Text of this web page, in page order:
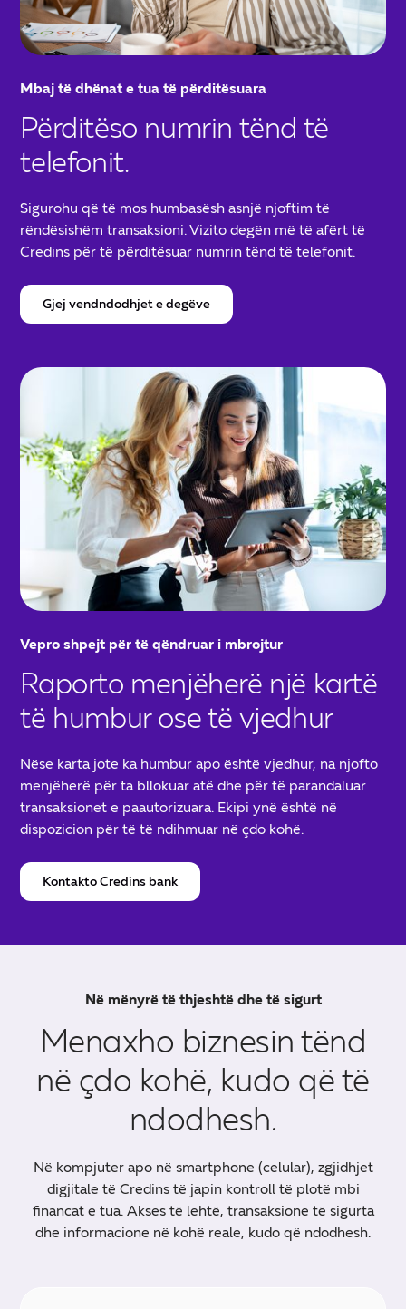
Mbaj të dhënat e tua të përditësuara
Përditëso numrin tënd të
telefonit.
Sigurohu që të mos humbasësh asnjë njoftim të
rëndësishëm transaksioni. Vizito degën më të afërt të
Credins për të përditësuar numrin tënd të telefonit.
Gjej vendndodhjet e degëve
Vepro shpejt për të qëndruar i mbrojtur
Raporto menjëherë një kartë
të humbur ose të vjedhur
Nëse karta jote ka humbur apo është vjedhur, na njofto
menjëherë për ta bllokuar atë dhe për të parandaluar
transaksionet e paautorizuara. Ekipi ynë është në
dispozicion për të të ndihmuar në çdo kohë.
Kontakto Credins bank
Në mënyrë të thjeshtë dhe të sigurt
Menaxho biznesin tënd
në çdo kohë, kudo që të
ndodhesh.
Në kompjuter apo në smartphone (celular), zgjidhjet
digjitale të Credins të japin kontroll të plotë mbi
financat e tua. Akses të lehtë, transaksione të sigurta
dhe informacione në kohë reale, kudo që ndodhesh.